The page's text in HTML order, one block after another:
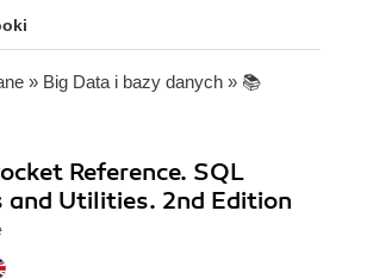
» Big Data i bazy danych » 📚
Reference. SQL
and Utilities. 2nd Edition